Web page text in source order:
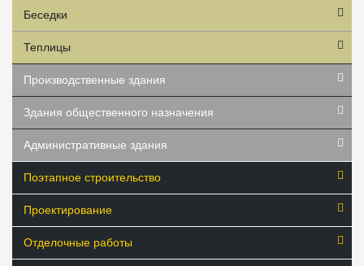
Беседки
Теплицы
Производственные здания
Здания общественного назначения
Административные здания
Поэтапное строительство
Проектирование
Отделочные работы